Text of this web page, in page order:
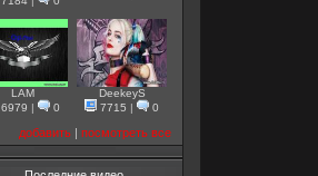
LAM
6979 | 0
DeekeyS
7715 | 0
добавить | посмотреть все